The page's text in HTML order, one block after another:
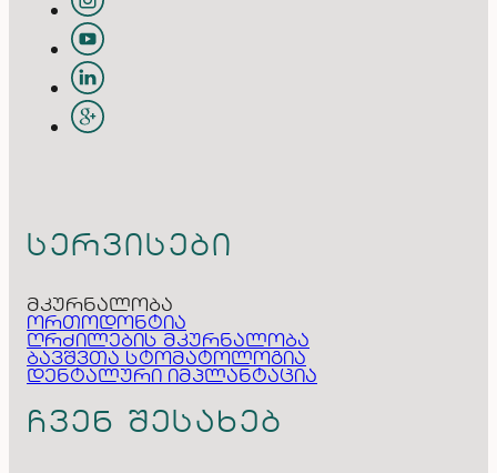
სერვისები
მკურნალობა
ორთოდონტია
ღრძილების მკურნალობა
ბავშვთა სტომატოლოგია
დენტალური იმპლანტაცია
ჩვენ შესახებ